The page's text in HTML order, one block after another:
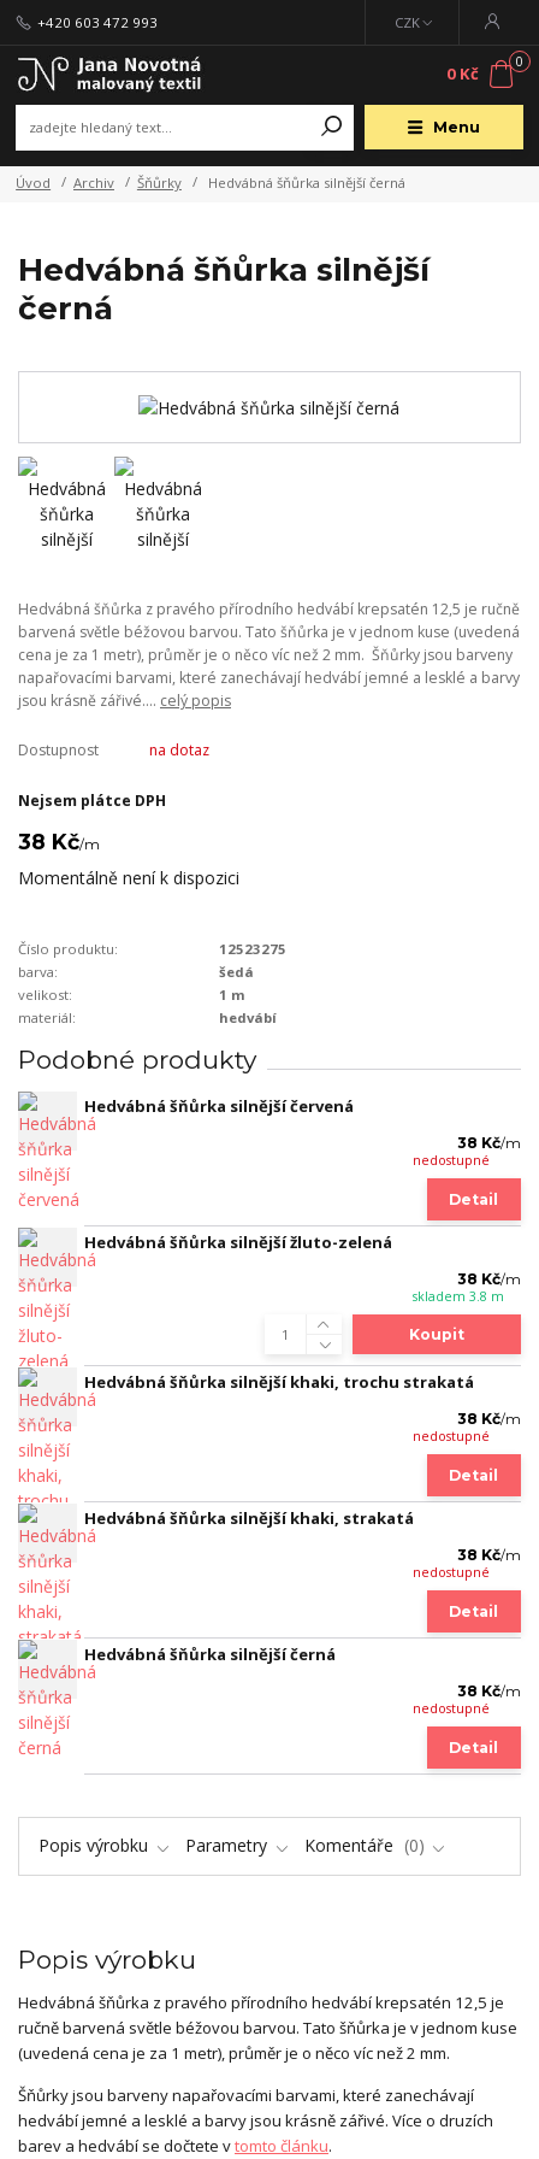
Menu
CZK
+420 603 472 993
0
0 Kč
Úvod Archiv Šňůrky Hedvábná šňůrka silnější černá
Hedvábná šňůrka silnější
černá
Hedvábná šňůrka z pravého přírodního hedvábí krepsatén 12,5 je ručně
barvená světle béžovou barvou. Tato šňůrka je v jednom kuse (uvedená
cena je za 1 metr), průměr je o něco víc než 2 mm. Šňůrky jsou barveny
napařovacími barvami, které zanechávají hedvábí jemné a lesklé a barvy
jsou krásně zářivé.... celý popis
Dostupnost na dotaz
Nejsem plátce DPH
38 Kč/m
Momentálně není k dispozici
Číslo produktu:
12523275
barva:
šedá
velikost:
1 m
materiál:
hedvábí
Podobné produkty
Hedvábná šňůrka silnější červená
38 Kč/m
nedostupné
Detail
Hedvábná šňůrka silnější žluto-zelená
38 Kč/m
skladem 3.8 m
Koupit
Hedvábná šňůrka silnější khaki, trochu strakatá
38 Kč/m
nedostupné
Detail
Hedvábná šňůrka silnější khaki, strakatá
38 Kč/m
nedostupné
Detail
Hedvábná šňůrka silnější černá
38 Kč/m
nedostupné
Detail
Popis výrobku Parametry Komentáře 0
Popis výrobku
Hedvábná šňůrka z pravého přírodního hedvábí krepsatén 12,5 je
ručně barvená světle béžovou barvou. Tato šňůrka je v jednom kuse
(uvedená cena je za 1 metr), průměr je o něco víc než 2 mm.
Šňůrky jsou barveny napařovacími barvami, které zanechávají
hedvábí jemné a lesklé a barvy jsou krásně zářivé. Více o druzích
barev a hedvábí se dočtete vtomto článku.